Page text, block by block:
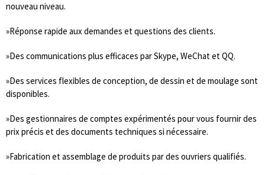
nouveau niveau.
»Réponse rapide aux demandes et questions des clients.
»Des communications plus efficaces par Skype, WeChat et QQ.
»Des services flexibles de conception, de dessin et de moulage sont
disponibles.
»Des gestionnaires de comptes expérimentés pour vous fournir des
prix précis et des documents techniques si nécessaire.
»Fabrication et assemblage de produits par des ouvriers qualifiés.